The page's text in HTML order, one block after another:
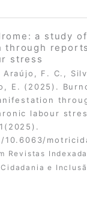
a study
through
stress
Araújo, F. C.,
E. (2025).
labour
Revistas
e